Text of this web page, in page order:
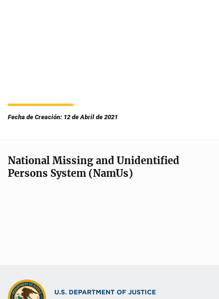
Fecha de Creación: 12 de Abril de 2021
National Missing and Unidentified
Persons System (NamUs)